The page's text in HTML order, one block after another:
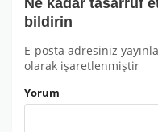
Ne kadar tasarruf
bildirin
E-posta adresiniz
olarak işaretlenmiştir
Yorum